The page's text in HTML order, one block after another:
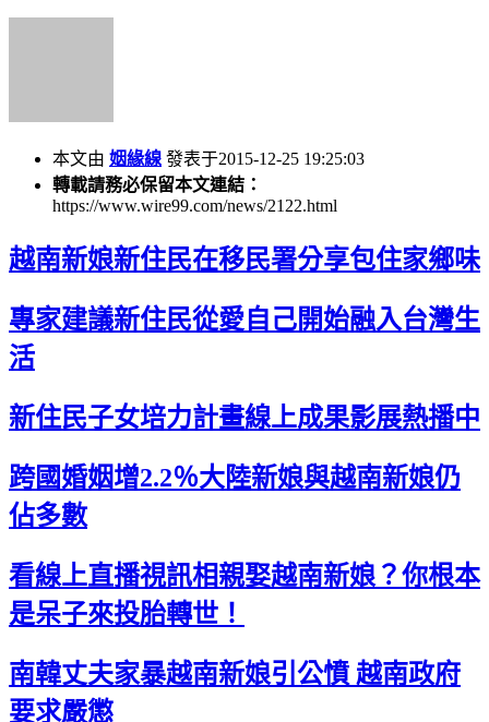
本文由 姻緣線 發表于2015-12-25 19:25:03
轉載請務必保留本文連結：
https://www.wire99.com/news/2122.html
越南新娘新住民在移民署分享包住家鄉味
專家建議新住民從愛自己開始融入台灣生
活
新住民子女培力計畫線上成果影展熱播中
跨國婚姻增2.2％大陸新娘與越南新娘仍
佔多數
看線上直播視訊相親娶越南新娘？你根本
是呆子來投胎轉世！
南韓丈夫家暴越南新娘引公憤 越南政府
要求嚴懲